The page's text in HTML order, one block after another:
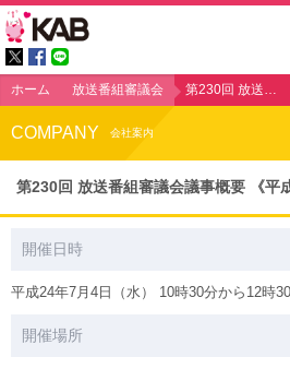
ホーム 放送番組審議会 第230回 放送番組審議会議事概要 《平成24年7月4日》
COMPANY 会社案内
第230回 放送番組審議会議事概要 《平
開催日時
平成24年7月4日（水） 10時30分から12時
開催場所